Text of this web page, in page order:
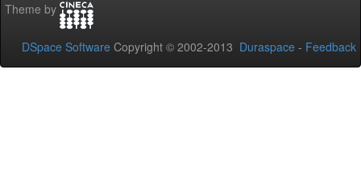
Theme by
DSpace Software Copyright © 2002-2013 Duraspace - Feedback